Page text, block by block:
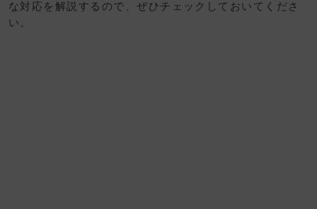
な対応を解説するので、ぜひチェックしておいてくださ
い。